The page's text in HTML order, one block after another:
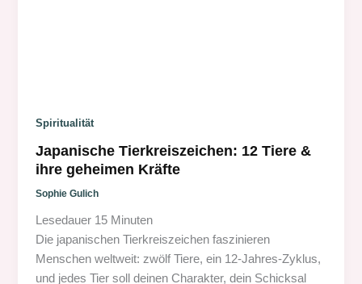
Spiritualität
Japanische Tierkreiszeichen: 12 Tiere &
ihre geheimen Kräfte
Sophie Gulich
Lesedauer 15 Minuten
Die japanischen Tierkreiszeichen faszinieren
Menschen weltweit: zwölf Tiere, ein 12-Jahres-Zyklus,
und jedes Tier soll deinen Charakter, dein Schicksal